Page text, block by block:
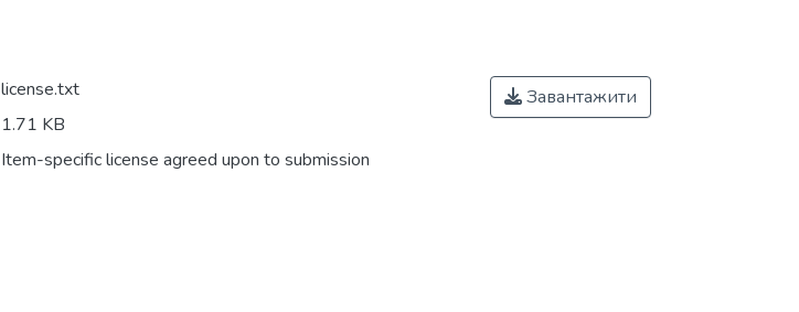
license.txt
1.71 KB
Item-specific license agreed upon to submission
Завантажити